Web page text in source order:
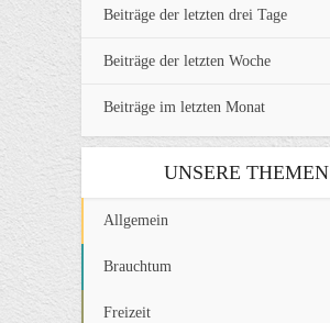
Beiträge der letzten drei Tage
Beiträge der letzten Woche
Beiträge im letzten Monat
UNSERE THEMEN
Allgemein
Brauchtum
Freizeit